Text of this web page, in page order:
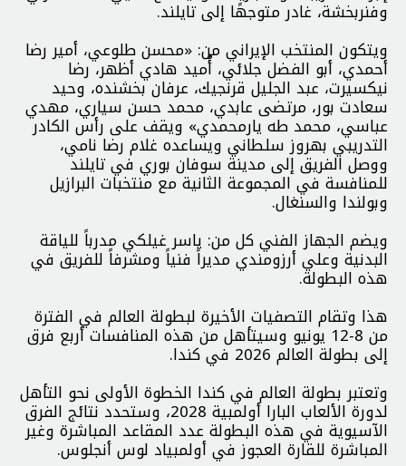
وفنربخشة، غادر متوجهًا إلى تايلند.
ويتكون المنتخب الإيراني من: «محسن طلوعي، أمير رضا
أحمدي، أبو الفضل جلائي، أُميد هادي أظهر، رضا
نيكسيرت، عبد الجليل قرنجيك، عرفان بخشنده، وحيد
سعادت بور، مرتضى عابدي، محمد حسن سياري، مهدي
عباسي، محمد طه يارمحمدي» ويقف على رأس الكادر
التدريبي بهروز سلطاني ويساعده غلام رضا نامي،
ووصل الفريق إلى مدينة سوفان بوري في تايلند
للمنافسة في المجموعة الثانية مع منتخبات البرازيل
وبولندا والسنغال.
ويضم الجهاز الفني كل من: ياسر غيلكي مدرباً للياقة
البدنية وعلي أرزومندي مديراً فنياً ومشرفاً للفريق في
هذه البطولة.
هذا وتقام التصفيات الأخيرة لبطولة العالم في الفترة
من 8-12 يونيو وسيتأهل من هذه المنافسات أربع فرق
إلى بطولة العالم 2026 في كندا.
وتعتبر بطولة العالم في كندا الخطوة الأولى نحو التأهل
لدورة الألعاب البارا أولمبية 2028، وستحدد نتائج الفرق
الآسيوية في هذه البطولة عدد المقاعد المباشرة وغير
المباشرة للقارة العجوز في أولمبياد لوس أنجلوس.